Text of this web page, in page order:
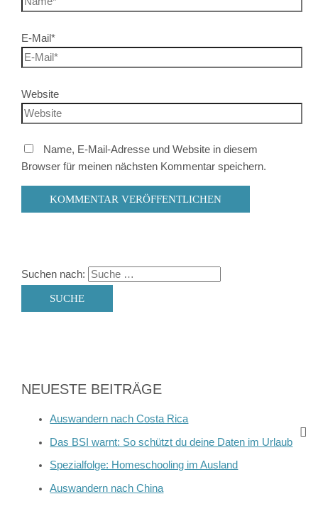
E-Mail*
Website
Name, E-Mail-Adresse und Website in diesem
Browser für meinen nächsten Kommentar speichern.
Suchen nach:
NEUESTE BEITRÄGE
Auswandern nach Costa Rica
Das BSI warnt: So schützt du deine Daten im Urlaub
Spezialfolge: Homeschooling im Ausland
Auswandern nach China